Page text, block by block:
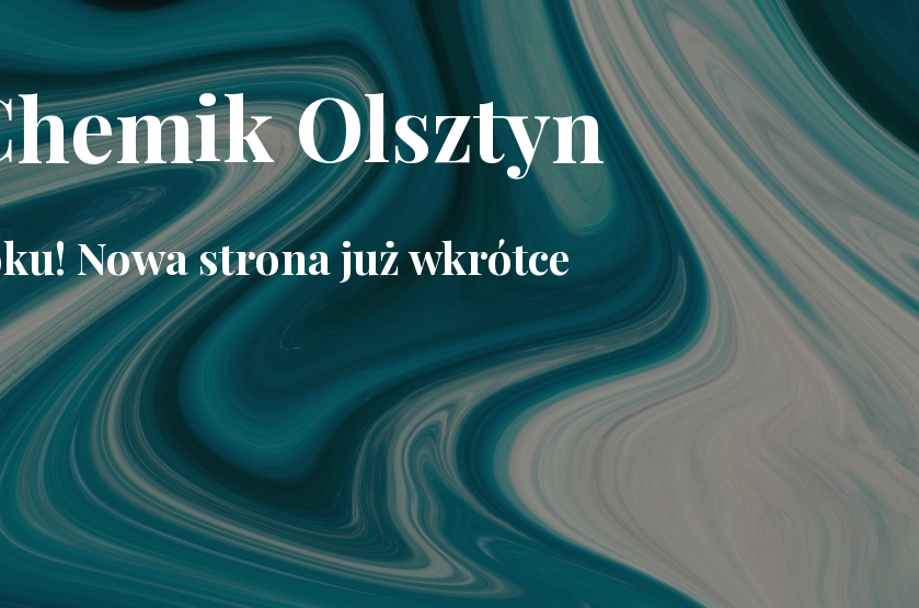
Olsztyn
Nowa strona już wkrótce